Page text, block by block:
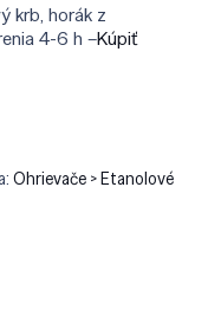
krb, horák z
4-6 h –Kúpiť
Ohrievače > Etanolové